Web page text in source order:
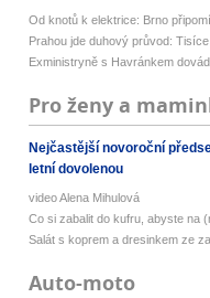
Od knotů k elektrice: Brno
Prahou jde duhový průvod:
Exministryně s Havránkem
Pro ženy a
Nejčastější novoroční
letní dovolenou
video Alena Mihulová
Co si zabalit do kufru, abyste na
Salát s koprem a dresinkem ze
Auto-moto